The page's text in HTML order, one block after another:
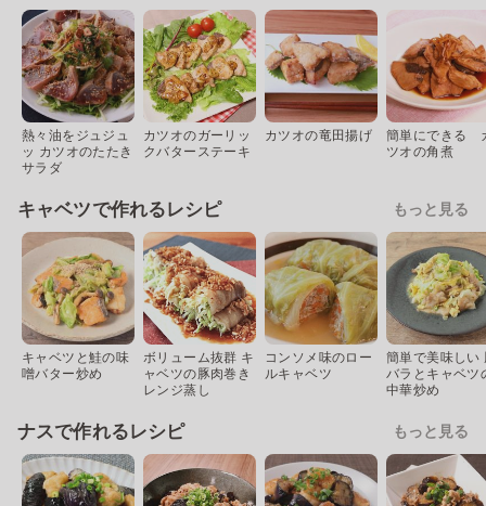
熱々油をジュジュ
ッ カツオのたたき
サラダ
カツオのガーリッ
クバターステーキ
カツオの竜田揚げ
簡単にできる
ツオの角煮
キャベツで作れるレシピ もっと見る
キャベツと鮭の味
噌バター炒め
ボリューム抜群 キ
ャベツの豚肉巻き
レンジ蒸し
コンソメ味のロー
ルキャベツ
簡単で美味しい
バラとキャベツ
中華炒め
ナスで作れるレシピ もっと見る